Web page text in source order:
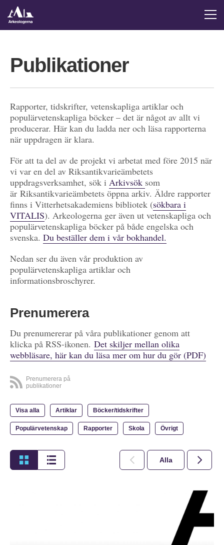
Publikationer
Rapporter, tidskrifter, vetenskapliga artiklar och
populärvetenskapliga böcker – det är något av allt vi
producerar. Här kan du ladda ner och läsa rapporterna
när uppdragen är klara.
För att ta del av de projekt vi arbetat med före 2015 när
vi var en del av Riksantikvarieämbetets
uppdragsverksamhet, sök i Arkivsök som
är Riksantikvarieämbetets öppna arkiv. Äldre rapporter
finns i Vitterhetsakademiens bibliotek (sökbara i
VITALIS). Arkeologerna ger även ut vetenskapliga och
populärvetenskapliga böcker på både engelska och
svenska. Du beställer dem i vår bokhandel.
Nedan ser du även vår produktion av
populärvetenskapliga artiklar och
informationsbroschyrer.
Prenumerera
Du prenumererar på våra publikationer genom att
klicka på RSS-ikonen. Det skiljer mellan olika
webbläsare, här kan du läsa mer om hur du gör (PDF)
Prenumerera på
publikationer
Visa alla Artiklar Böcker/tidskrifter
Populärvetenskap Rapporter Skola Övrigt
Alla 2026